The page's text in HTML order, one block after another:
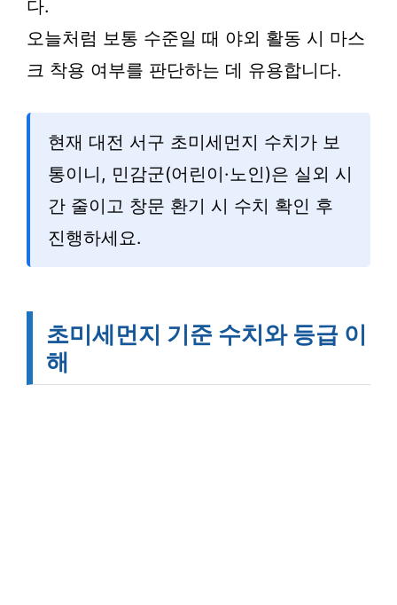
다.
오늘처럼 보통 수준일 때 야외 활동 시 마스
크 착용 여부를 판단하는 데 유용합니다.
현재 대전 서구 초미세먼지 수치가 보
통이니, 민감군(어린이·노인)은 실외 시
간 줄이고 창문 환기 시 수치 확인 후
진행하세요.
초미세먼지 기준 수치와 등급 이
해